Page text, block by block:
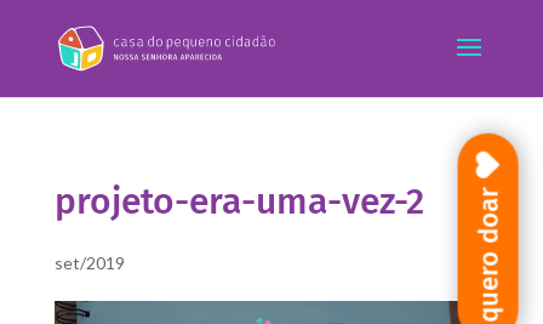
projeto-era-uma-vez-2
set/2019 quero doar